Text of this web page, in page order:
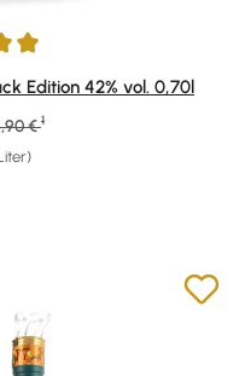
4.97 von 5 Sternen
Edition 42% vol. 0,70l
Preis:
€ 1